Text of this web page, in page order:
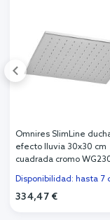
Omnires SlimLine
efecto lluvia 30x30 cm
cuadrada cromo
Disponibilidad: hasta 7
334,47 €